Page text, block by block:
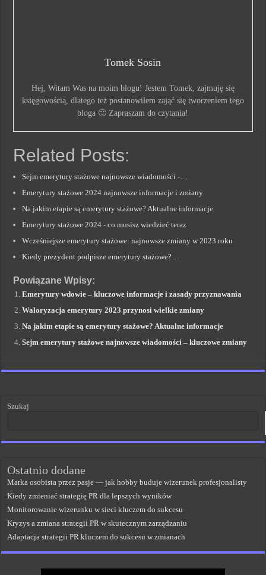
Tomek Sosin
Hej, Witam Was na moim blogu! Jestem Tomek, zajmuję się
księgowością, dlatego też postanowiłem zająć się tworzeniem tego
bloga 🙂 Zapraszam do czytania!
Related Posts:
Sejm emerytury stażowe najnowsze wiadomości -…
Emerytury stażowe 2024 najnowsze informacje i zmiany
Na jakim etapie są emerytury stażowe? Aktualne informacje
Emerytury stażowe 2024 - co musisz wiedzieć teraz
Wcześniejsze emerytury stażowe: najnowsze zmiany w 2023 roku
Kiedy prezydent podpisze emerytury stażowe?…
Powiązane Wpisy:
Emerytury wdowie – kluczowe informacje i zasady przyznawania
Waloryzacja emerytury 2023 przynosi wielkie zmiany
Na jakim etapie są emerytury stażowe? Aktualne informacje
Sejm emerytury stażowe najnowsze wiadomości – kluczowe zmiany
Szukaj
Ostatnio dodane
Marka osobista przez pasje — jak hobby buduje wizerunek profesjonalisty
Kiedy zmieniać strategię PR dla lepszych wyników
Monitorowanie wizerunku w sieci kluczem do sukcesu
Kryzys a zmiana strategii PR w skutecznym zarządzaniu
Adaptacja strategii PR kluczem do sukcesu w zmianach